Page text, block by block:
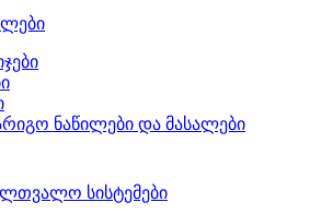
ნაწილები და მასალები
სისტემები